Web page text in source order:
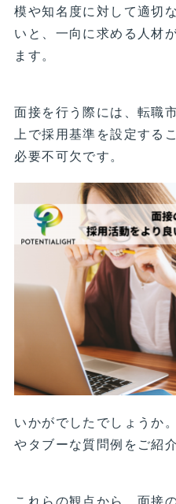
模や知名度に対して適切
いと、一向に求める人材
ます。
面接を行う際には、転職
上で採用基準を設定する
必要不可欠です。
いかがでしたでしょうか
やタブーな質問例をご紹
これらの観点から、面接